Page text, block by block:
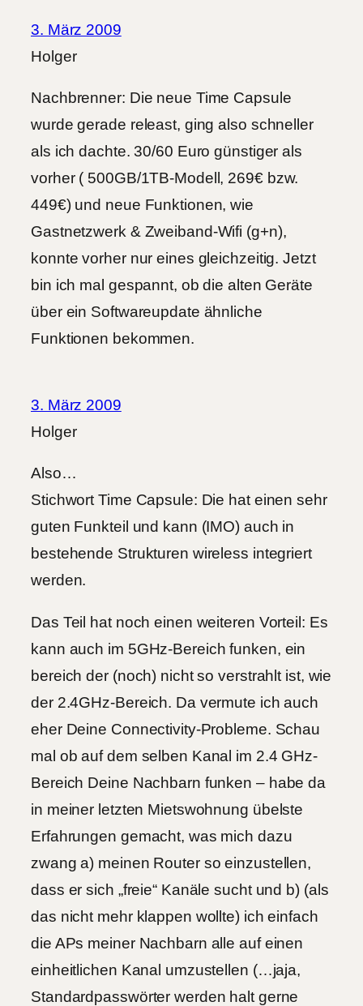
3. März 2009
Holger
Nachbrenner: Die neue Time Capsule
wurde gerade releast, ging also schneller
als ich dachte. 30/60 Euro günstiger als
vorher ( 500GB/1TB-Modell, 269€ bzw.
449€) und neue Funktionen, wie
Gastnetzwerk & Zweiband-Wifi (g+n),
konnte vorher nur eines gleichzeitig. Jetzt
bin ich mal gespannt, ob die alten Geräte
über ein Softwareupdate ähnliche
Funktionen bekommen.
3. März 2009
Holger
Also…
Stichwort Time Capsule: Die hat einen sehr
guten Funkteil und kann (IMO) auch in
bestehende Strukturen wireless integriert
werden.
Das Teil hat noch einen weiteren Vorteil: Es
kann auch im 5GHz-Bereich funken, ein
bereich der (noch) nicht so verstrahlt ist, wie
der 2.4GHz-Bereich. Da vermute ich auch
eher Deine Connectivity-Probleme. Schau
mal ob auf dem selben Kanal im 2.4 GHz-
Bereich Deine Nachbarn funken – habe da
in meiner letzten Mietswohnung übelste
Erfahrungen gemacht, was mich dazu
zwang a) meinen Router so einzustellen,
dass er sich „freie“ Kanäle sucht und b) (als
das nicht mehr klappen wollte) ich einfach
die APs meiner Nachbarn alle auf einen
einheitlichen Kanal umzustellen (…jaja,
Standardpasswörter werden halt gerne